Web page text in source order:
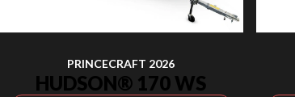
PRINCECRAFT 2026
HUDSON® 170 WS